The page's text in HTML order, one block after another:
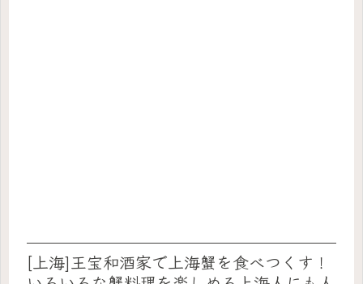
[上海]王宝和酒家で上海蟹を食べつくす！